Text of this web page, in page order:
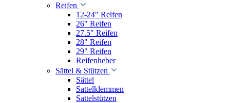
Reifen
12-24" Reifen
26" Reifen
27.5" Reifen
28" Reifen
29" Reifen
Reifenheber
Sättel & Stützen
Sättel
Sattelklemmen
Sattelstützen